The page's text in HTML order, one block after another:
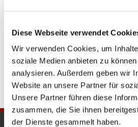
Diese Webseite verwendet
Wir verwenden Cookies, um
soziale Medien anbieten zu
analysieren. Außerdem geben wir
Website an unsere Partner für
Unsere Partner führen diese
zusammen, die Sie ihnen
der Dienste gesammelt haben.